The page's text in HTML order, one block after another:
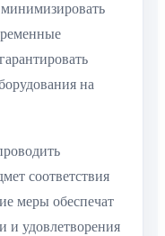
на
соответствия
меры обеспечат
и удовлетворения